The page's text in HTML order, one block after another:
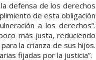
defensa de los derechos
de esta obligación
a los derechos”.
más justa, reduciendo
la crianza de sus hijos.
fijadas por la justicia”.